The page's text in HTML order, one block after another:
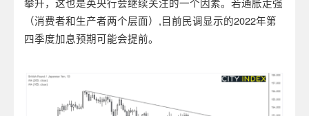
（消费者和生产者两个层面）,目前民调显示的2022年第
四季度加息预期可能会提前。